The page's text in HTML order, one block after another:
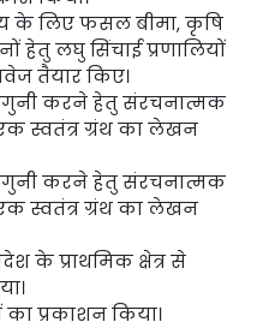
के लिए फसल बीमा, कृषि
हेतु लघु सिंचाई प्रणालियों
तैयार किए।
करने हेतु संरचनात्मक
स्वतंत्र ग्रंथ का लेखन
करने हेतु संरचनात्मक
स्वतंत्र ग्रंथ का लेखन
के प्राथमिक क्षेत्र से
का प्रकाशन किया।